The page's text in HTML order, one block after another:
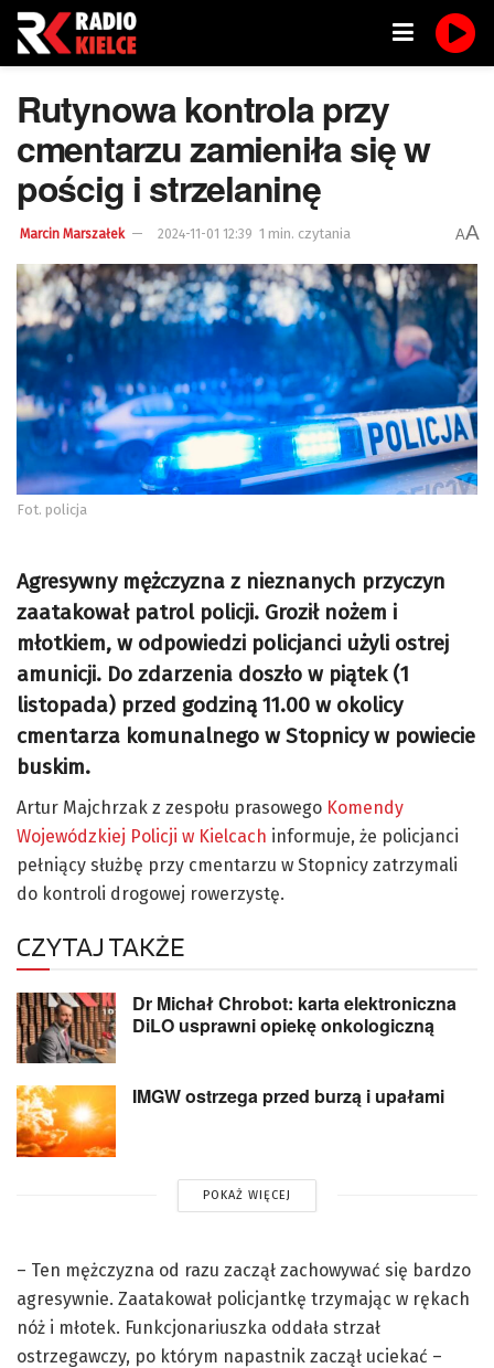
Rutynowa kontrola przy
cmentarzu zamieniła się w
pościg i strzelaninę
Marcin Marszałek 2024-11-01 12:39 1 min. czytania AA
Fot. policja
Agresywny mężczyzna z nieznanych przyczyn
zaatakował patrol policji. Groził nożem i
młotkiem, w odpowiedzi policjanci użyli ostrej
amunicji. Do zdarzenia doszło w piątek (1
listopada) przed godziną 11.00 w okolicy
cmentarza komunalnego w Stopnicy w powiecie
buskim.
Artur Majchrzak z zespołu prasowego Komendy
Wojewódzkiej Policji w Kielcach informuje, że policjanci
pełniący służbę przy cmentarzu w Stopnicy zatrzymali
do kontroli drogowej rowerzystę.
CZYTAJ TAKŻE
Dr Michał Chrobot: karta elektroniczna
DiLO usprawni opiekę onkologiczną
IMGW ostrzega przed burzą i upałami
POKAŻ WIĘCEJ
– Ten mężczyzna od razu zaczął zachowywać się bardzo
agresywnie. Zaatakował policjantkę trzymając w rękach
nóż i młotek. Funkcjonariuszka oddała strzał
ostrzegawczy, po którym napastnik zaczął uciekać –